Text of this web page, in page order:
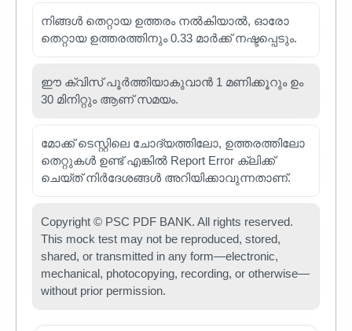
നിങ്ങൾ തെറ്റായ ഉത്തരം നൽകിയാൽ, ഓരോ
തെറ്റായ ഉത്തരത്തിനും 0.33 മാർക്ക് നഷ്ടപ്പെടും.
ഈ ക്വിസ് പൂർത്തിയാകുവാൻ 1 മണിക്കൂറും ഉം
30 മിനിറ്റും ആണ് സമയം.
മോക്ക് ടെസ്റ്റിലെ ചോദ്യത്തിലോ, ഉത്തരത്തിലോ
തെറ്റുകൾ ഉണ്ട് എങ്കിൽ Report Error ക്ലിക്ക്
ചെയ്ത് നിർദേശങ്ങൾ അറിയിക്കാവുന്നതാണ്.
Copyright © PSC PDF BANK. All rights reserved.
This mock test may not be reproduced, stored,
shared, or transmitted in any form—electronic,
mechanical, photocopying, recording, or otherwise—
without prior permission.